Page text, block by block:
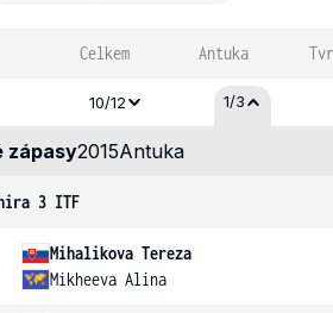
Celkem Antuka
10/12 1/3
zápasy2015Antuka
3 ITF
Mihalikova Tereza
Mikheeva Alina